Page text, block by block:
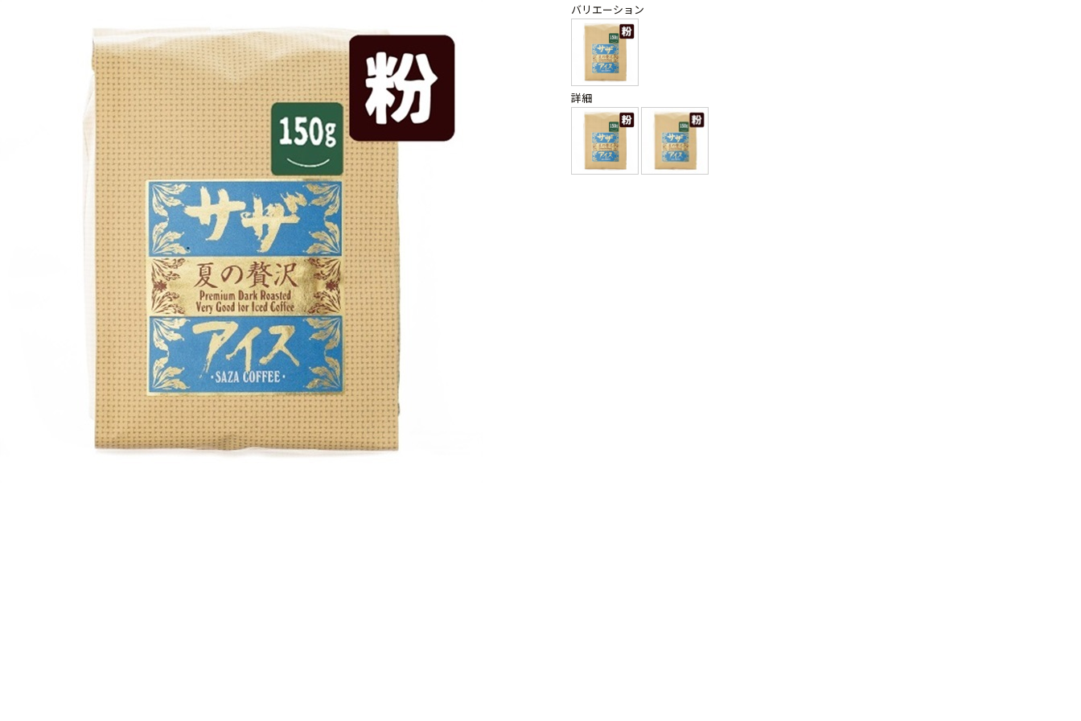
バリエーション
詳細